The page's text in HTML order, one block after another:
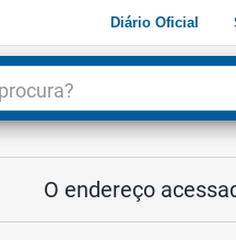
Diário Oficial
O endereço